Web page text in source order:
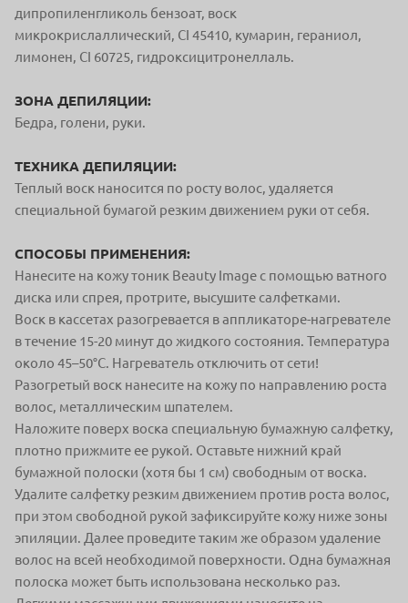
дипропиленгликоль бензоат, воск
микрокрислаллический, CI 45410, кумарин, гераниол,
лимонен, CI 60725, гидроксицитронеллаль.
ЗОНА ДЕПИЛЯЦИИ:
Бедра, голени, руки.
ТЕХНИКА ДЕПИЛЯЦИИ:
Теплый воск наносится по росту волос, удаляется
специальной бумагой резким движением руки от себя.
СПОСОБЫ ПРИМЕНЕНИЯ:
Нанесите на кожу тоник Beauty Image с помощью ватного
диска или спрея, протрите, высушите салфетками.
Воск в кассетах разогревается в аппликаторе-нагревателе
в течение 15-20 минут до жидкого состояния. Температура
около 45–50°С. Нагреватель отключить от сети!
Разогретый воск нанесите на кожу по направлению роста
волос, металлическим шпателем.
Наложите поверх воска специальную бумажную салфетку,
плотно прижмите ее рукой. Оставьте нижний край
бумажной полоски (хотя бы 1 см) свободным от воска.
Удалите салфетку резким движением против роста волос,
при этом свободной рукой зафиксируйте кожу ниже зоны
эпиляции. Далее проведите таким же образом удаление
волос на всей необходимой поверхности. Одна бумажная
полоска может быть использована несколько раз.